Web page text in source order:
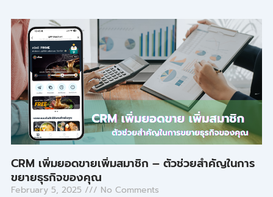
CRM เพิ่มยอดขายเพิ่มสมาชิก – ตัวช่วยสำคัญในการ
ขยายธุรกิจของคุณ
February 5, 2025
No Comments